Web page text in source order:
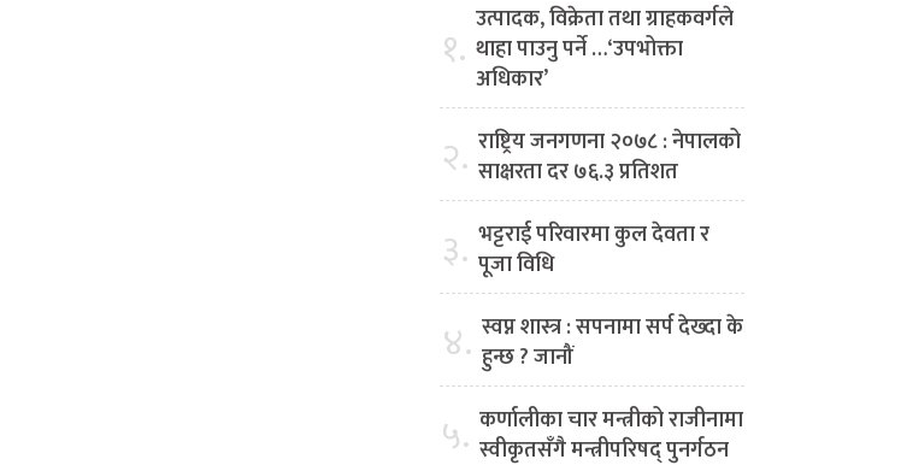
१. उत्पादक, विक्रेता तथा ग्राहकवर्गले
थाहा पाउनु पर्ने …‘उपभोक्ता
अधिकार’
२. राष्ट्रिय जनगणना २०७८ : नेपालको
साक्षरता दर ७६.३ प्रतिशत
३. भट्टराई परिवारमा कुल देवता र
पूजा विधि
४. स्वप्न शास्त्र : सपनामा सर्प देख्दा के
हुन्छ ? जानौं
५. कर्णालीका चार मन्त्रीको राजीनामा
स्वीकृतसँगै मन्त्रीपरिषद् पुनर्गठन